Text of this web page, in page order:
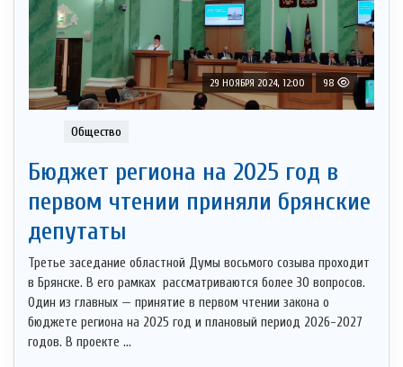
29 НОЯБРЯ 2024, 12:00 98
Общество
Бюджет региона на 2025 год в
первом чтении приняли брянские
депутаты
Третье заседание областной Думы восьмого созыва проходит
в Брянске. В его рамках рассматриваются более 30 вопросов.
Один из главных — принятие в первом чтении закона о
бюджете региона на 2025 год и плановый период 2026-2027
годов. В проекте ...